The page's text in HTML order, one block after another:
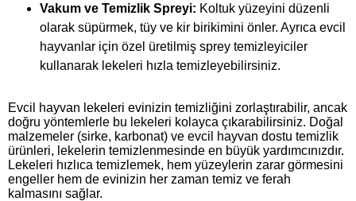
Vakum ve Temizlik Spreyi: Koltuk yüzeyini düzenli
olarak süpürmek, tüy ve kir birikimini önler. Ayrıca evcil
hayvanlar için özel üretilmiş sprey temizleyiciler
kullanarak lekeleri hızla temizleyebilirsiniz.
Evcil hayvan lekeleri evinizin temizliğini zorlaştırabilir, ancak
doğru yöntemlerle bu lekeleri kolayca çıkarabilirsiniz. Doğal
malzemeler (sirke, karbonat) ve evcil hayvan dostu temizlik
ürünleri, lekelerin temizlenmesinde en büyük yardımcınızdır.
Lekeleri hızlıca temizlemek, hem yüzeylerin zarar görmesini
engeller hem de evinizin her zaman temiz ve ferah
kalmasını sağlar.